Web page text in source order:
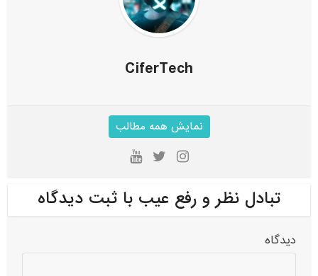
CiferTech
نمایش همه مطالب
تبادل نظر و رفع عیب با ثبت دیدگاه
دیدگاه